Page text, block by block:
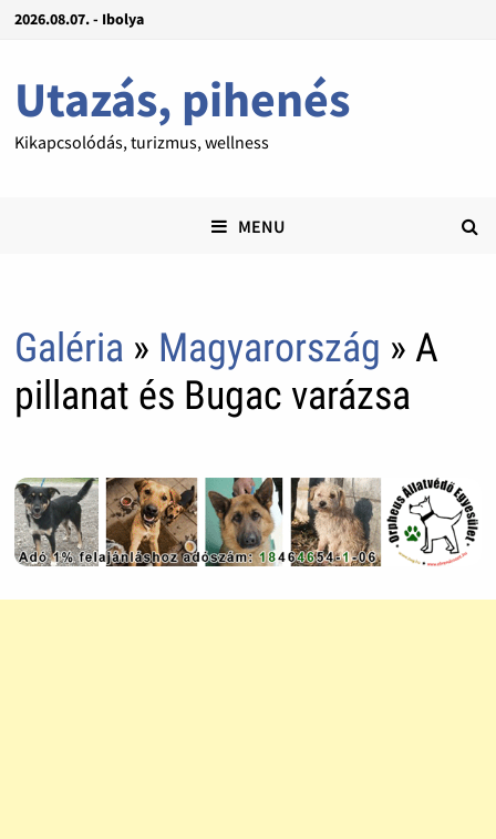
2026.08.07. - Ibolya
Utazás, pihenés
Kikapcsolódás, turizmus, wellness
MENU
Galéria » Magyarország » A
pillanat és Bugac varázsa